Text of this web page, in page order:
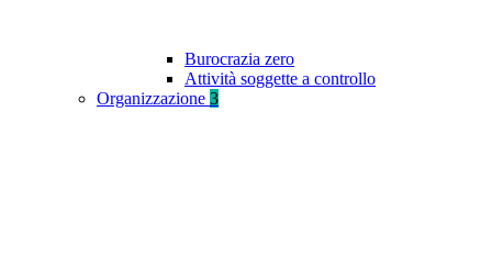
Burocrazia zero
Attività soggette a controllo
Organizzazione 3